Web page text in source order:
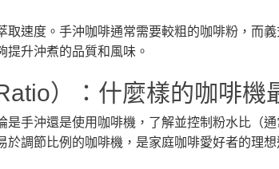
速度。手沖咖啡通常需要較粗的咖啡粉，而
升沖煮的品質和風味。
）：什麼樣的咖啡機
手沖還是使用咖啡機，了解並控制粉水比（
調節比例的咖啡機，是家庭咖啡愛好者的理